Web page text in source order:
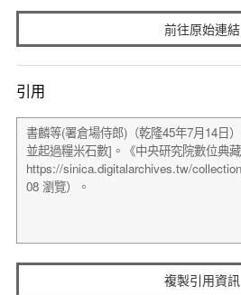
前往原始連結
引用
複製引用資訊